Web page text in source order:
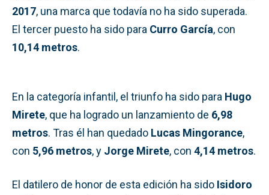
2017, una marca que todavía no ha sido superada.
El tercer puesto ha sido para Curro García, con
10,14 metros.
En la categoría infantil, el triunfo ha sido para Hugo
Mirete, que ha logrado un lanzamiento de 6,98
metros. Tras él han quedado Lucas Mingorance,
con 5,96 metros, y Jorge Mirete, con 4,14 metros.
El datilero de honor de esta edición ha sido Isidoro